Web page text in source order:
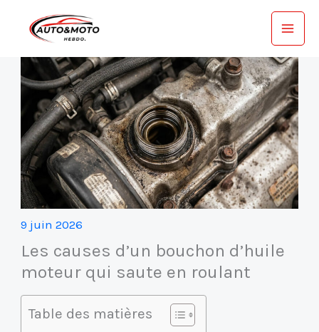
9 juin 2026
Les causes d’un bouchon d’huile
moteur qui saute en roulant
Table des matières